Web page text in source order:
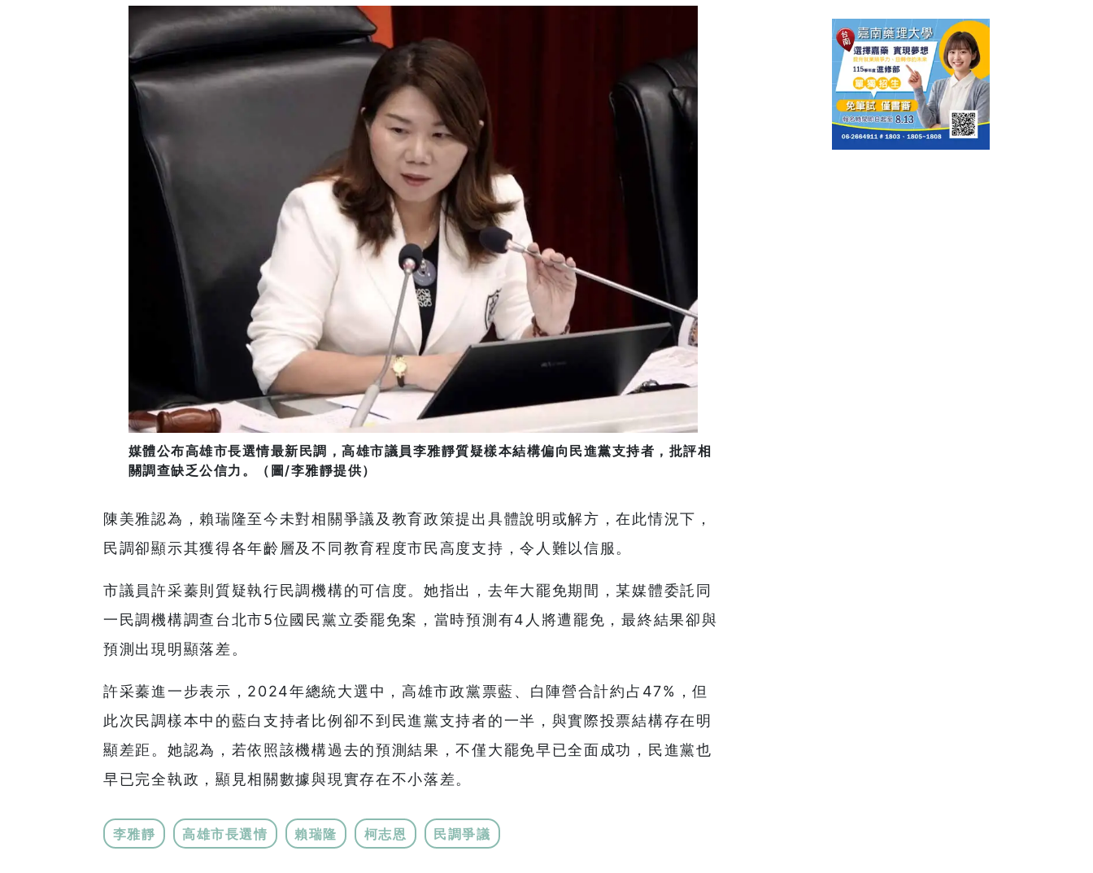
媒體公布高雄市長選情最新民調，高雄市議員李雅靜質疑樣本結構偏向民進黨支持者，批評相
關調查缺乏公信力。（圖/李雅靜提供）
陳美雅認為，賴瑞隆至今未對相關爭議及教育政策提出具體說明或解方，在此情況下，
民調卻顯示其獲得各年齡層及不同教育程度市民高度支持，令人難以信服。
市議員許采蓁則質疑執行民調機構的可信度。她指出，去年大罷免期間，某媒體委託同
一民調機構調查台北市5位國民黨立委罷免案，當時預測有4人將遭罷免，最終結果卻與
預測出現明顯落差。
許采蓁進一步表示，2024年總統大選中，高雄市政黨票藍、白陣營合計約占47%，但
此次民調樣本中的藍白支持者比例卻不到民進黨支持者的一半，與實際投票結構存在明
顯差距。她認為，若依照該機構過去的預測結果，不僅大罷免早已全面成功，民進黨也
早已完全執政，顯見相關數據與現實存在不小落差。
李雅靜 高雄市長選情 賴瑞隆 柯志恩 民調爭議